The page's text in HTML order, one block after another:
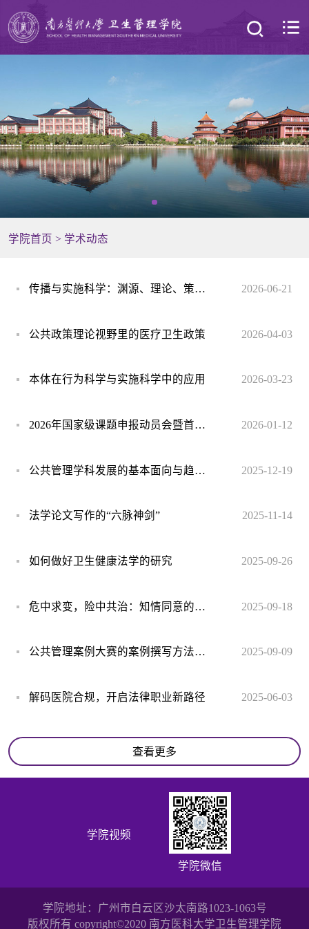
学院首页 > 学术动态
传播与实施科学：渊源、理论、策略和方法 2026-06-21
公共政策理论视野里的医疗卫生政策 2026-04-03
本体在行为科学与实施科学中的应用 2026-03-23
2026年国家级课题申报动员会暨首场学术午餐交流会 2026-01-12
公共管理学科发展的基本面向与趋势前沿 2025-12-19
法学论文写作的“六脉神剑” 2025-11-14
如何做好卫生健康法学的研究 2025-09-26
危中求变，险中共治：知情同意的理念革新 2025-09-18
公共管理案例大赛的案例撰写方法与技巧 2025-09-09
解码医院合规，开启法律职业新路径 2025-06-03
查看更多
学院视频
学院微信
学院地址：广州市白云区沙太南路1023-1063号
版权所有 copyright©2020 南方医科大学卫生管理学院